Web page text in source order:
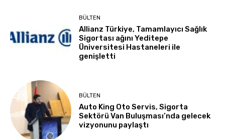
BÜLTEN
Allianz Türkiye, Tamamlayıcı Sağlık
Sigortası ağını Yeditepe
Üniversitesi Hastaneleri ile
genişletti
BÜLTEN
Auto King Oto Servis, Sigorta
Sektörü Van Buluşması’nda gelecek
vizyonunu paylaştı